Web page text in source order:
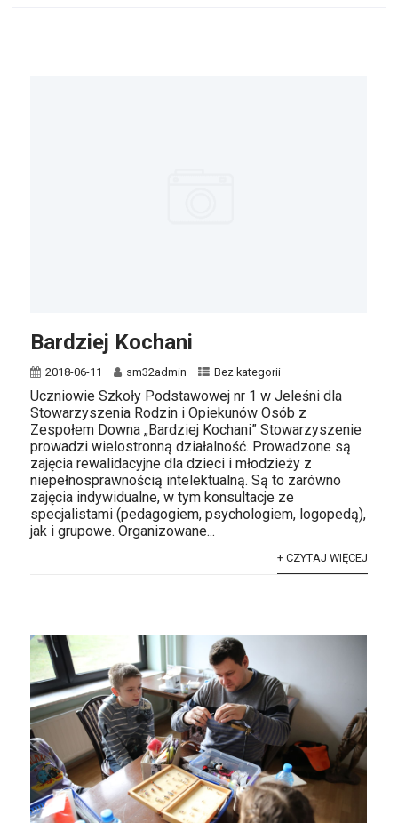
Bardziej Kochani
2018-06-11 sm32admin Bez kategorii
Uczniowie Szkoły Podstawowej nr 1 w Jeleśni dla
Stowarzyszenia Rodzin i Opiekunów Osób z
Zespołem Downa „Bardziej Kochani” Stowarzyszenie
prowadzi wielostronną działalność. Prowadzone są
zajęcia rewalidacyjne dla dzieci i młodzieży z
niepełnosprawnością intelektualną. Są to zarówno
zajęcia indywidualne, w tym konsultacje ze
specjalistami (pedagogiem, psychologiem, logopedą),
jak i grupowe. Organizowane...
+ CZYTAJ WIĘCEJ